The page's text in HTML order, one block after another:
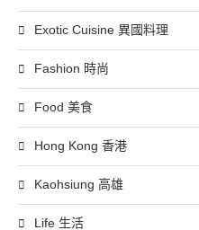
Exotic Cuisine 異國料理
Fashion 時尚
Food 美食
Hong Kong 香港
Kaohsiung 高雄
Life 生活